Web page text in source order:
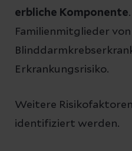
erbliche Komponente
Familienmitglieder von
Erkrankungsrisiko.
Weitere
identifiziert werden.